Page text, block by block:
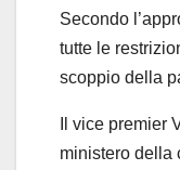
Secondo
tutte le
scoppio della
Il vice premier
ministero della